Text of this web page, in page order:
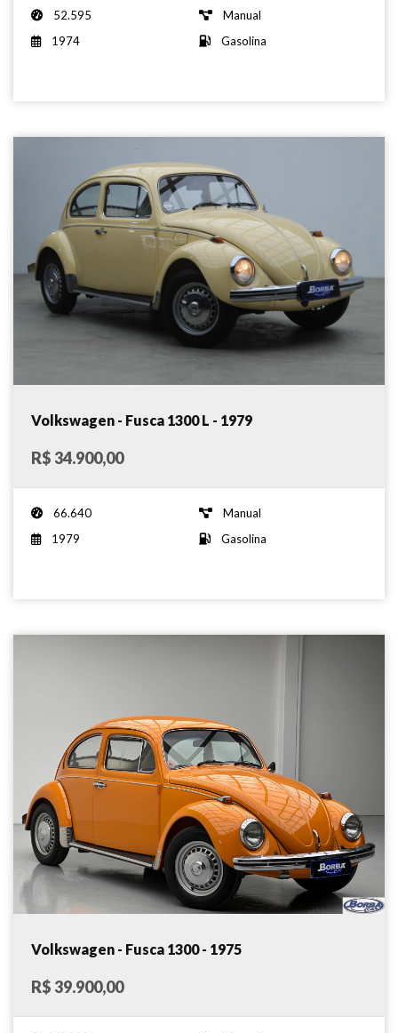
52.595
Manual
1974
Gasolina
Volkswagen - Fusca 1300 L - 1979
R$ 34.900,00
66.640
Manual
1979
Gasolina
Volkswagen - Fusca 1300 - 1975
R$ 39.900,00